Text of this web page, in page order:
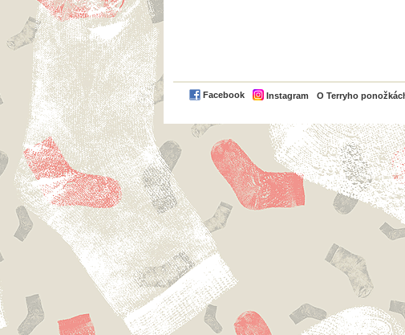
Facebook Instagram O Terryho